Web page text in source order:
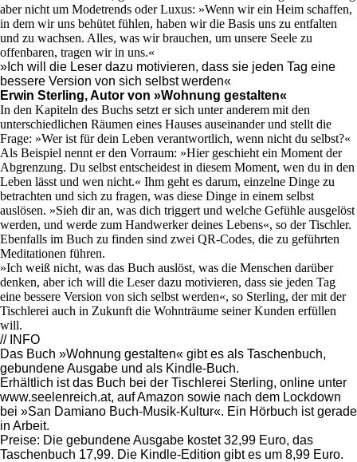
aber nicht um Modetrends oder Luxus: »Wenn wir ein Heim schaffen,
in dem wir uns behütet fühlen, haben wir die Basis uns zu entfalten
und zu wachsen. Alles, was wir brauchen, um unsere Seele zu
offenbaren, tragen wir in uns.«
»Ich will die Leser dazu motivieren, dass sie jeden Tag eine
bessere Version von sich selbst werden«
Erwin Sterling, Autor von »Wohnung gestalten«
In den Kapiteln des Buchs setzt er sich unter anderem mit den
unterschiedlichen Räumen eines Hauses auseinander und stellt die
Frage: »Wer ist für dein Leben verantwortlich, wenn nicht du selbst?«
Als Beispiel nennt er den Vorraum: »Hier geschieht ein Moment der
Abgrenzung. Du selbst entscheidest in diesem Moment, wen du in den
Leben lässt und wen nicht.« Ihm geht es darum, einzelne Dinge zu
betrachten und sich zu fragen, was diese Dinge in einem selbst
auslösen. »Sieh dir an, was dich triggert und welche Gefühle ausgelöst
werden, und werde zum Handwerker deines Lebens«, so der Tischler.
Ebenfalls im Buch zu finden sind zwei QR-Codes, die zu geführten
Meditationen führen.
»Ich weiß nicht, was das Buch auslöst, was die Menschen darüber
denken, aber ich will die Leser dazu motivieren, dass sie jeden Tag
eine bessere Version von sich selbst werden«, so Sterling, der mit der
Tischlerei auch in Zukunft die Wohnträume seiner Kunden erfüllen
will.
// INFO
Das Buch »Wohnung gestalten« gibt es als Taschenbuch,
gebundene Ausgabe und als Kindle-Buch.
Erhältlich ist das Buch bei der Tischlerei Sterling, online unter
www.seelenreich.at, auf Amazon sowie nach dem Lockdown
bei »San Damiano Buch-Musik-Kultur«. Ein Hörbuch ist gerade
in Arbeit.
Preise: Die gebundene Ausgabe kostet 32,99 Euro, das
Taschenbuch 17,99. Die Kindle-Edition gibt es um 8,99 Euro.